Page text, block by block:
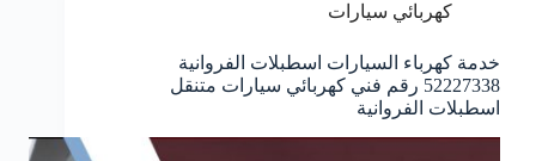
كهربائي سيارات
خدمة كهرباء السيارات اسطبلات الفروانية
52227338 رقم فني كهربائي سيارات متنقل
اسطبلات الفروانية